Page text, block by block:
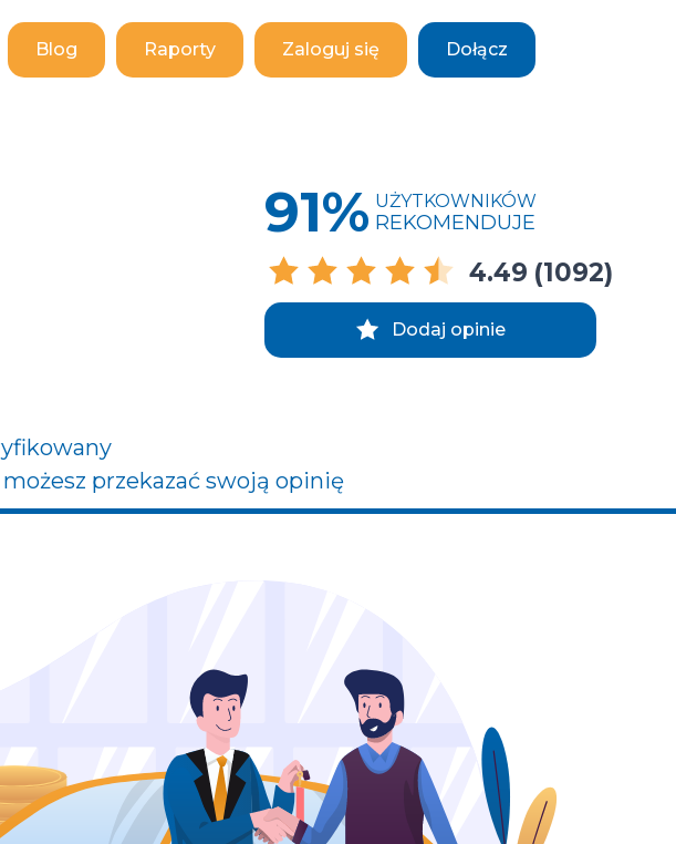
Blog Raporty Zaloguj się Dołącz
91% UŻYTKOWNIKÓW
REKOMENDUJE
4.49 (1092)
Dodaj opinie
przekazać swoją opinię